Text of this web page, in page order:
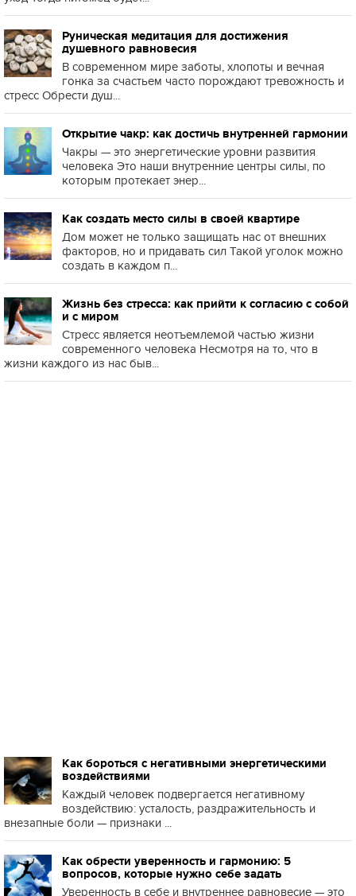
Руническая медитация для достижения
душевного равновесия
В современном мире заботы, хлопоты и вечная
гонка за счастьем часто порождают тревожность и
стресс Обрести душ...
Открытие чакр: как достичь внутренней гармонии
Чакры — это энергетические уровни развития
человека Это наши внутренние центры силы, по
которым протекает энер...
Как создать место силы в своей квартире
Дом может не только защищать нас от внешних
факторов, но и придавать сил Такой уголок можно
создать в каждом п...
Жизнь без стресса: как прийти к согласию с собой
и с миром
Стресс является неотъемлемой частью жизни
современного человека Несмотря на то, что в
жизни каждого из нас быв...
Как бороться с негативными энергетическими
воздействиями
Каждый человек подвергается негативному
воздействию: усталость, раздражительность и
внезапные боли — признаки ...
Как обрести уверенность и гармонию: 5
вопросов, которые нужно себе задать
Уверенность в себе и внутреннее равновесие — это